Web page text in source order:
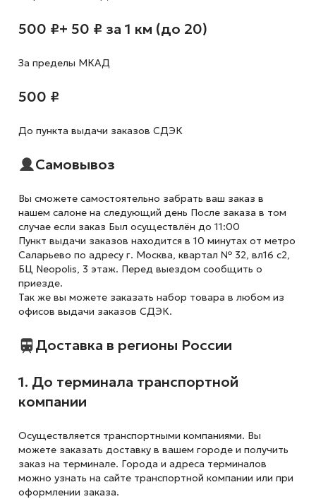
500 ₽+ 50 ₽ за 1 км (до 20)
За пределы МКАД
500 ₽
До пункта выдачи заказов СДЭК
Самовывоз
Вы сможете самостоятельно забрать ваш заказ в
нашем салоне на следующий день После заказа в том
случае если заказ Был осуществлён до 11:00
Пункт выдачи заказов находится в 10 минутах от метро
Саларьево по адресу г. Москва, квартал № 32, вл16 с2,
БЦ Neopolis, 3 этаж. Перед выездом сообщить о
приезде.
Так же вы можете заказать набор товара в любом из
офисов выдачи заказов СДЭК.
Доставка в регионы России
1. До терминала транспортной
компании
Осуществляется транспортными компаниями. Вы
можете заказать доставку в вашем городе и получить
заказ на терминале. Города и адреса терминалов
можно узнать на сайте транспортной компании или при
оформлении заказа.